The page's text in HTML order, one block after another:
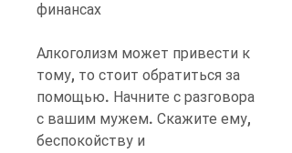
финансах
Алкоголизм может привести к
тому, то стоит обратиться за
помощью. Начните с разговора
с вашим мужем. Скажите ему,
беспокойству и